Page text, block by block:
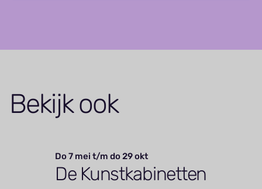
Bekijk ook
Do 7 mei t/m do 29 okt
De Kunstkabinetten